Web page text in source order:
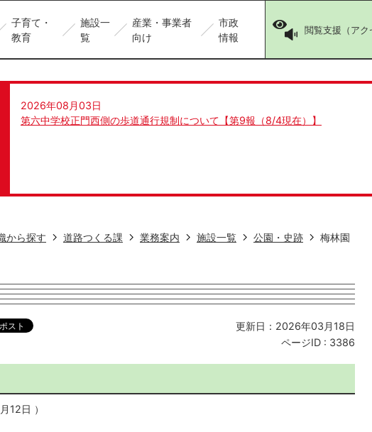
子育て・
教育
施設一
覧
産業・事業者
向け
市政
情報
閲覧支援（ア
2026年08月03日
第六中学校正門西側の歩道通行規制について【第9報（8/4現在）】
から探す 道路つくる課 業務案内 施設一覧 公園・史跡 梅林園
更新日：2026年03月18日
ページID : 3386
12日 ）